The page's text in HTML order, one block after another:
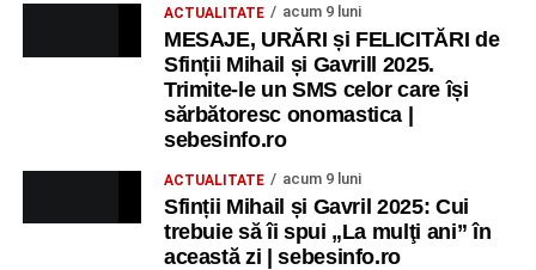
Evaluare Națională și Bacalaureat.
– Parcul Tineretului: Spectacol pentru copii și
Alexandra Pamfilie și Școala de muzică„DoReMi”
Ancuța Stănuș și grupul de folclor;
ACTUALITATE acum 9 luni
MESAJE, URĂRI și FELICITĂRI de
Sfinții Mihail și Gavrill 2025.
Trimite-le un SMS celor care își
sărbătoresc onomastica |
sebesinfo.ro
ACTUALITATE acum 9 luni
Sfinții Mihail și Gavril 2025: Cui
trebuie să îi spui „La mulţi ani” în
această zi | sebesinfo.ro